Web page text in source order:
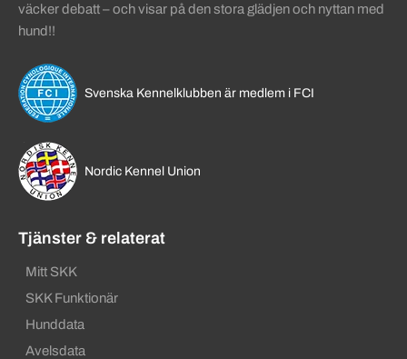
väcker debatt – och visar på den stora glädjen och nyttan med
hund!!
Svenska Kennelklubben är medlem i FCI
Nordic Kennel Union
Tjänster & relaterat
Mitt SKK
SKK Funktionär
Hunddata
Avelsdata